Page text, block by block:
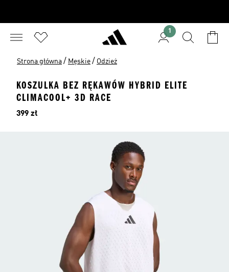
1
Strona główna / Męskie / Odzież
KOSZULKA BEZ RĘKAWÓW HYBRID ELITE
CLIMACOOL+ 3D RACE
Cena
399 zł